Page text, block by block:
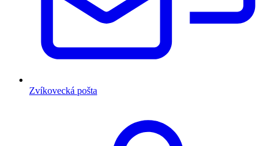
Zvíkovecká pošta